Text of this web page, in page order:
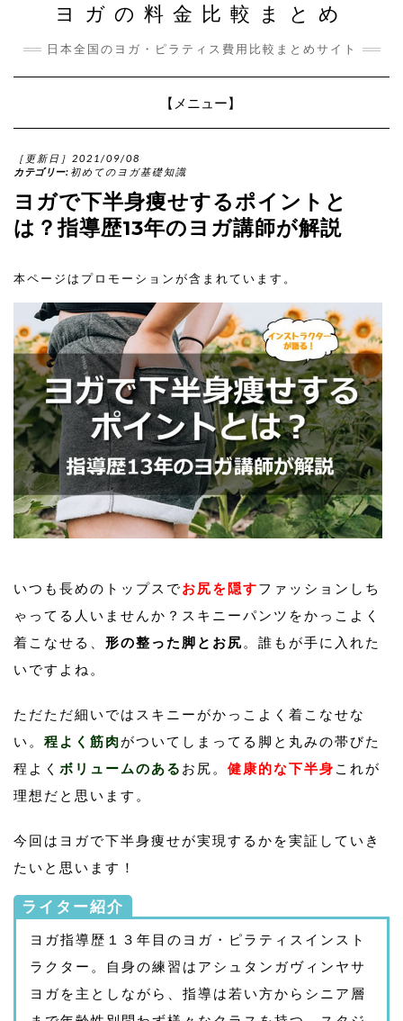
ヨガの料金比較まとめ
日本全国のヨガ・ピラティス費用比較まとめサイト
【メニュー】
［更新日］2021/09/08
カテゴリー: 初めてのヨガ基礎知識
ヨガで下半身痩せするポイントと
は？指導歴13年のヨガ講師が解説
本ページはプロモーションが含まれています。
いつも長めのトップスでお尻を隠すファッションしち
ゃってる人いませんか？スキニーパンツをかっこよく
着こなせる、 形の整った脚とお尻。誰もが手に入れた
いですよね。
ただただ細いではスキニーがかっこよく着こなせな
い。 程よく筋肉がついてしまってる脚と丸みの帯びた
程よく ボリュームのある お尻。 健康的な下半身 これが
理想だと思います。
今回はヨガで下半身痩せが実現するかを実証していき
たいと思います！
ライター紹介
ヨガ指導歴１３年目のヨガ・ピラティスインスト
ラクター。自身の練習はアシュタンガヴィンヤサ
ヨガを主としながら、指導は若い方からシニア層